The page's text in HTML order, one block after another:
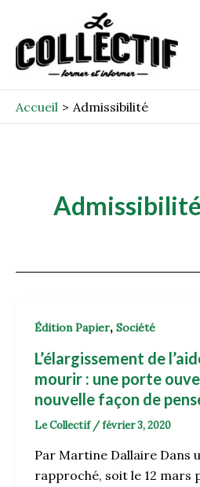
contenu
Accueil Admissibilité
Admissibilité
Édition Papier, Société
L’élargissement de
mourir : une porte
nouvelle façon de
Le Collectif /février 3, 2020
Par Martine Dallaire Dans
rapproché, soit le 12 mars